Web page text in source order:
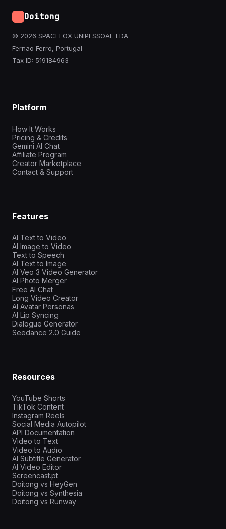
Doitong
© 2026 SPACEFOX UNIPESSOAL LDA
Fernao Ferro, Portugal
Tax ID: 519184963
Platform
How It Works
Pricing & Credits
Gemini AI Chat
Affiliate Program
Creator Marketplace
Contact & Support
Features
AI Text to Video
AI Image to Video
Text to Speech
AI Text to Image
AI Veo 3 Video Generator
AI Photo Merger
Free AI Chat
Long Video Creator
AI Avatar Personas
AI Lip Syncing
Dialogue Generator
Seedance 2.0 Guide
Resources
YouTube Shorts
TikTok Content
Instagram Reels
Social Media Autopilot
API Documentation
Video to Text
Video to Audio
AI Subtitle Generator
AI Video Editor
Screencast.pt
Doitong vs HeyGen
Doitong vs Synthesia
Doitong vs Runway